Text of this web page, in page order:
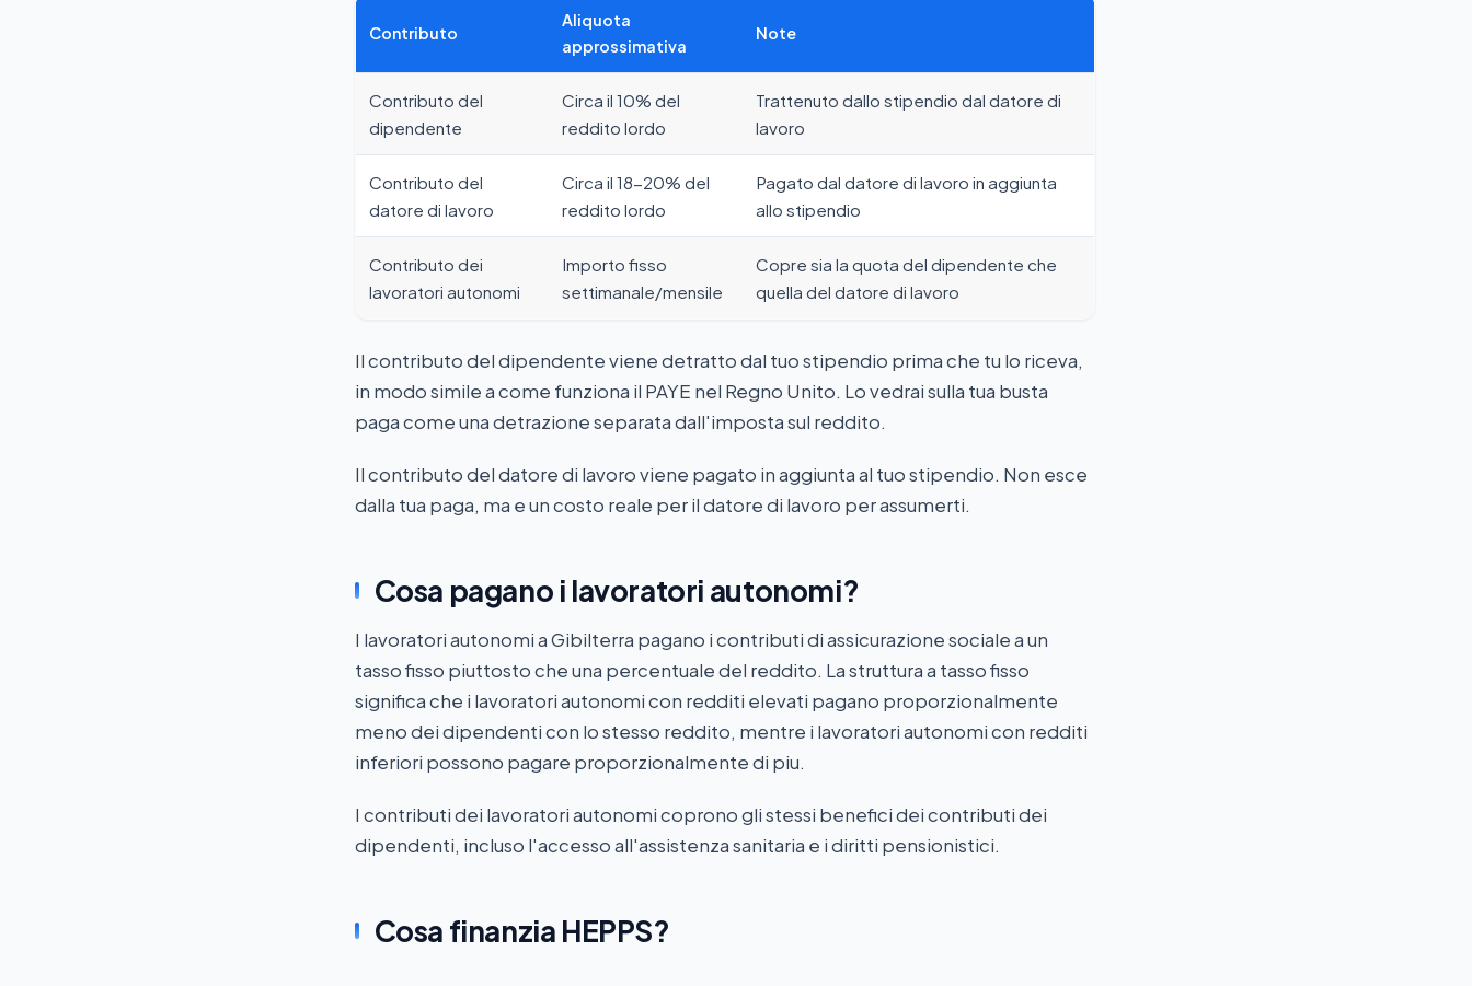
Contributo
Aliquota
approssimativa
Note
Contributo del
dipendente
Circa il 10% del
reddito lordo
Trattenuto dallo stipendio dal datore di
lavoro
Contributo del
datore di lavoro
Circa il 18-20% del
reddito lordo
Pagato dal datore di lavoro in aggiunta
allo stipendio
Contributo dei
lavoratori autonomi
Importo fisso
settimanale/mensile
Copre sia la quota del dipendente che
quella del datore di lavoro
Il contributo del dipendente viene detratto dal tuo stipendio prima che tu lo riceva,
in modo simile a come funziona il PAYE nel Regno Unito. Lo vedrai sulla tua busta
paga come una detrazione separata dall'imposta sul reddito.
Il contributo del datore di lavoro viene pagato in aggiunta al tuo stipendio. Non esce
dalla tua paga, ma e un costo reale per il datore di lavoro per assumerti.
Cosa pagano i lavoratori autonomi?
I lavoratori autonomi a Gibilterra pagano i contributi di assicurazione sociale a un
tasso fisso piuttosto che una percentuale del reddito. La struttura a tasso fisso
significa che i lavoratori autonomi con redditi elevati pagano proporzionalmente
meno dei dipendenti con lo stesso reddito, mentre i lavoratori autonomi con redditi
inferiori possono pagare proporzionalmente di piu.
I contributi dei lavoratori autonomi coprono gli stessi benefici dei contributi dei
dipendenti, incluso l'accesso all'assistenza sanitaria e i diritti pensionistici.
Cosa finanzia HEPPS?